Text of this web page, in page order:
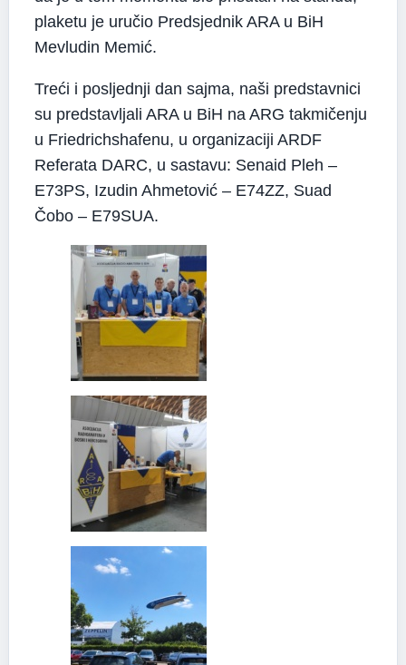
plaketu je uručio Predsjednik ARA u BiH
Mevludin Memić.
Treći i posljednji dan sajma, naši predstavnici
su predstavljali ARA u BiH na ARG takmičenju
u Friedrichshafenu, u organizaciji ARDF
Referata DARC, u sastavu: Senaid Pleh –
E73PS, Izudin Ahmetović – E74ZZ, Suad
Čobo – E79SUA.